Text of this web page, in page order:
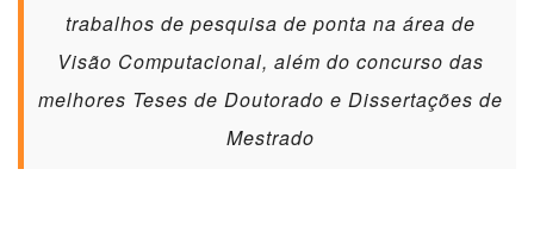
trabalhos de pesquisa de ponta na área de
Visão Computacional, além do concurso das
melhores Teses de Doutorado e Dissertações de
Mestrado